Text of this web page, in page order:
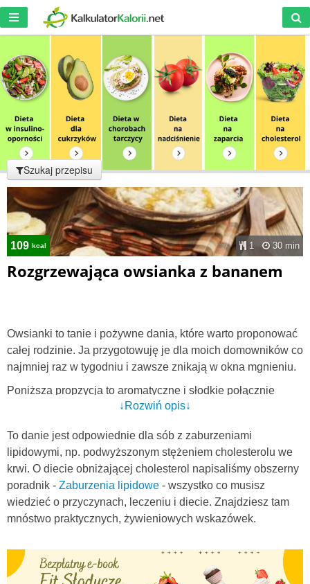
Szukaj przepisu
109 kcal 1 30 min
Rozgrzewająca owsianka z bananem
Owsianki to tanie i pożywne dania, które warto proponować
całej rodzinie. Ja przygotowuję je dla moich domowników co
najmniej raz w tygodniu i zawsze znikają w okna mgnieniu.
Poniższa propzycja to aromatyczne i słodkie połącznie
banana i cynamonu. Świetnie sprawdzi się w miesiącach
tego przepisu przez cały rok.
Dlaczego polecam owsianki? Płatki owsiane są niezwykle
cennym produktem spożywczym. Mają niski indeks
glikemiczny, zawierają dużowęglowodanów złożonych,
błonnikai witamin z grupy B.
oraz wapnia.
Dodatek owoców wzbogaca owsiankę o witaminy, składniki
↓Rozwiń opis↓
To danie jest odpowiednie dla sób z zaburzeniami
lipidowymi, np. podwyższonym stężeniem cholesterolu we
krwi. O diecie obniżającej cholesterol napisaliśmy obszerny
poradnik - Zaburzenia lipidowe - wszystko co musisz
wiedzieć o przyczynach, leczeniu i diecie. Znajdziesz tam
mnóstwo praktycznych, żywieniowych wskazówek.